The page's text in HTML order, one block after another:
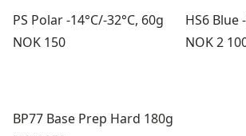
PS Polar -14°C/-32°C, 60g
Pris:
NOK 150
HS6 Blue
Pris:
NOK 2
BP77 Base Prep Hard 180g